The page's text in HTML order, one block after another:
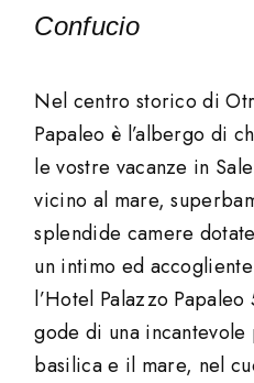
Confucio
Nel centro storico di
Papaleo è l’albergo di
le vostre vacanze in
vicino al mare,
splendide camere
un intimo ed
l’Hotel Palazzo
gode di una incantevole
basilica e il mare, nel